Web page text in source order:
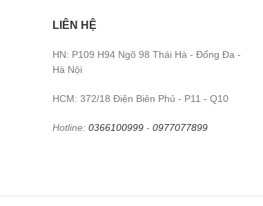
LIÊN HỆ
HN: P109 H94 Ngõ 98 Thái Hà - Đống Đa -
Hà Nội
HCM: 372/18 Điện Biên Phủ - P11 - Q10
Hotline: 0366100999 - 0977077899